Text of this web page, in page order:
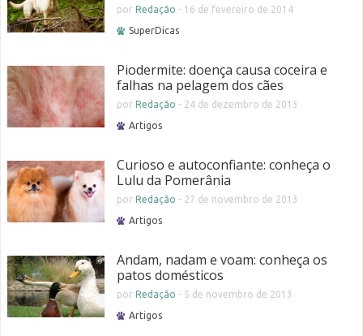
por Redação - 16 de fevereiro de 2014
SuperDicas
Piodermite: doença causa coceira e
falhas na pelagem dos cães
por Redação - 24 de dezembro de 2013
Artigos
Curioso e autoconfiante: conheça o
Lulu da Pomerânia
por Redação - 27 de novembro de 2013
Artigos
Andam, nadam e voam: conheça os
patos domésticos
por Redação - 5 de novembro de 2013
Artigos